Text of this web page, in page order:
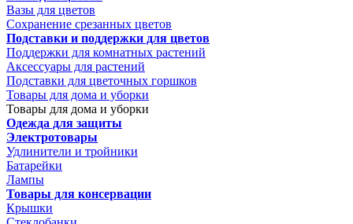
Вазы для цветов
Сохранение срезанных цветов
Подставки и поддержки для цветов
Поддержки для комнатных растений
Аксессуары для растений
Подставки для цветочных горшков
Товары для дома и уборки
Товары для дома и уборки
Одежда для защиты
Электротовары
Удлинители и тройники
Батарейки
Лампы
Товары для консервации
Крышки